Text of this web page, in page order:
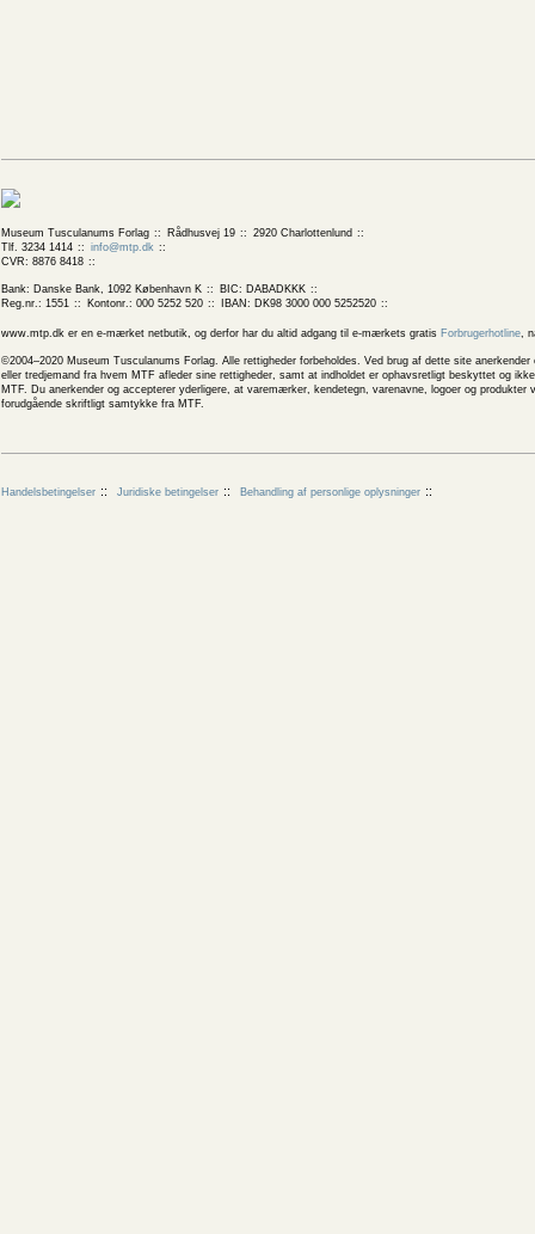
Museum Tusculanums Forlag Rådhusvej 19
2920 Charlottenlund
Tlf. 3234 1414
info@mtp.dk
CVR: 8876 8418
Bank: Danske Bank, 1092 København K
BIC: DABADKKK
Reg.nr.: 1551
Kontonr.: 000 5252 520 IBAN: DK98 3000 000 5252520
www.mtp.dk er en e-mærket netbutik, og derfor har du altid adgang til e-mærkets gratis Forbrugerhotline,
©2004–2020 Museum Tusculanums Forlag. Alle rettigheder forbeholdes. Ved brug af dette site
eller tredjemand fra hvem MTF afleder sine rettigheder, samt at indholdet er ophavsretligt beskyttet og
MTF. Du anerkender og accepterer yderligere, at varemærker, kendetegn, varenavne, logoer og
forudgående skriftligt samtykke fra MTF.
Handelsbetingelser Juridiske betingelser Behandling af personlige oplysninger